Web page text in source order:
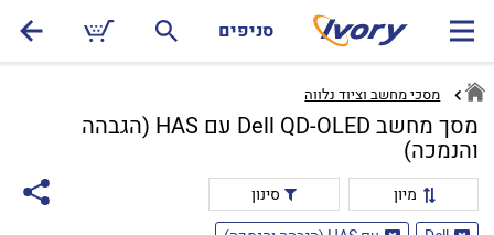
סניפים
מסכי מחשב וציוד נלווה
מסך מחשב Dell QD-OLED עם HAS (הגבהה
והנמכה)
מיון
סינון